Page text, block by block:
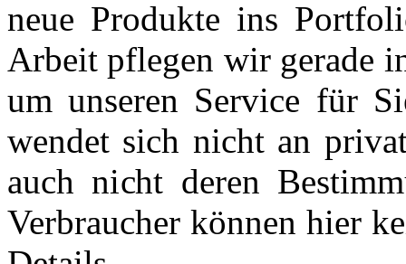
neue Produkte ins
Arbeit pflegen wir gerade
um unseren Service für
wendet sich nicht an
auch nicht deren
Verbraucher können hier